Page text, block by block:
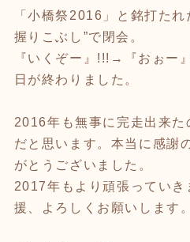
「小橋祭2016」と銘打た
握りこぶし”で閉会。
『いくぞー』!!!→『おぉー
日が終わりました。
2016年も無事に完走出来た
だと思います。本当に感謝
がとうございました。
2017年もより頑張っていき
援、よろしくお願いします。